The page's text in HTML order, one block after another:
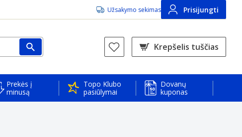
Užsakymo sekimas Prisijungti
Krepšelis tuščias
Prekės į
minusą
Topo Klubo
pasiūlymai
Dovanų
kuponas